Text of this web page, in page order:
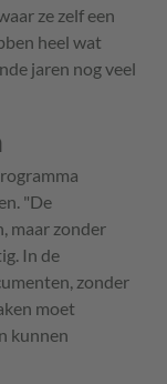
ze zelf een
heel wat
jaren nog veel
"De
maar zonder
In de
zonder
moet
kunnen